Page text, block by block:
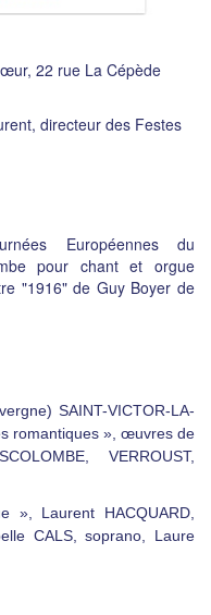
22 rue La Cépède
directeur des Festes
Européennes du
pour chant et orgue
"1916" de Guy Boyer de
SAINT-VICTOR-LA-
romantiques », œuvres de
VERROUST,
», Laurent HACQUARD,
CALS, soprano, Laure